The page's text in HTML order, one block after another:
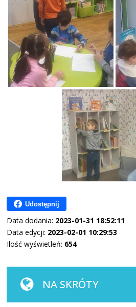
Udostępnij
Data dodania: 2023-01-31 18:52:11
Data edycji: 2023-02-01 10:29:53
Ilość wyświetleń: 654
NA SKRÓTY